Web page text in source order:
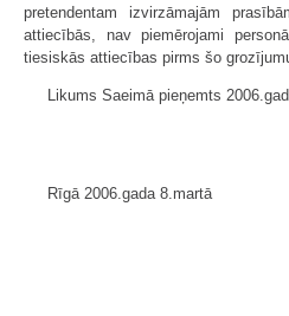
pretendentam izvirzāmajām
attiecībās, nav piemērojami
tiesiskās attiecības pirms šo
Likums Saeimā pieņemts
Rīgā 2006.gada 8.martā